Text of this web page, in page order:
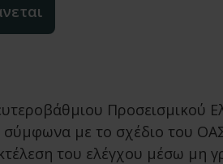
Προσεισμικού
σύμφωνα με το σχέδιο του
του ελέγχου μέσω μη